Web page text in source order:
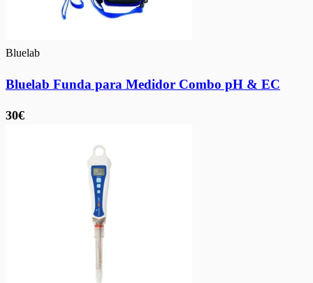
Bluelab
Bluelab Funda para Medidor Combo pH & EC
30€